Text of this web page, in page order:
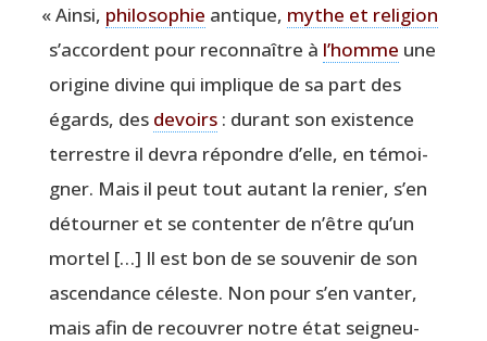
«Ain­si, phi­lo­so­phie antique, mythe et reli­gion
s’accordent pour recon­naître à l’homme une
ori­gine divine qui implique de sa part des
égards, des devoirs: durant son exis­tence
ter­restre il devra répondre d’elle, en témoi­
gner. Mais il peut tout autant la renier, s’en
détour­ner et se conten­ter de n’être qu’un
mor­tel […] Il est bon de se sou­ve­nir de son
ascen­dance céleste. Non pour s’en van­ter,
mais afin de recou­vrer notre état sei­gneu­